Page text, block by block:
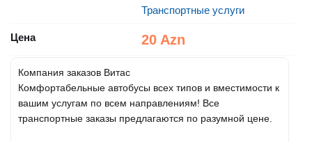
Транспортные услуги
Цена 20 Azn
Компания заказов Витас
Комфортабельные автобусы всех типов и вместимости к
вашим услугам по всем направлениям! Все
транспортные заказы предлагаются по разумной цене.